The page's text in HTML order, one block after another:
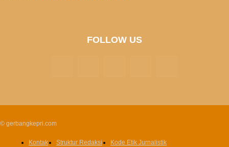
FOLLOW US
© gerbangkepri.com
Kontak Struktur Redaksi
Kode Etik Jurnalistik